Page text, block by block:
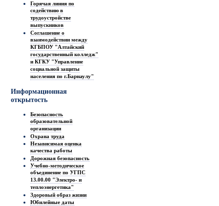
Горячая линия по
содействию в
трудоустройстве
выпускников
Соглашение о
взаимодействии между
КГБПОУ "Алтайский
государственный колледж"
и КГКУ "Управление
социальной защиты
населения по г.Барнаулу"
Информационная
открытость
Безопасность
образовательной
организации
Охрана труда
Независимая оценка
качества работы
Дорожная безопасность
Учебно-методическое
объединение по УГПС
13.00.00 "Электро- и
теплоэнергетика"
Здоровый образ жизни
Юбилейные даты